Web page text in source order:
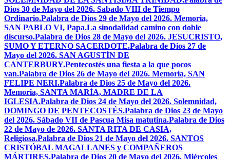
Dios 30 de Mayo del 2026. Sabado VIII de Tiempo
Ordinario.Palabra de Dios 29 de Mayo del 2026. Memoria,
SAN PABLO VI, Papa.La sinodalidad camino con doble
discurso.Palabra de Dios 28 de Mayo del 2026. JESUCRISTO,
SUMO Y ETERNO SACERDOTE.Palabra de Dios 27 de
Mayo del 2026. SAN AGUSTÍN DE
CANTERBURY.Pentecostés una fiesta a la que pocos
van.Palabra de Dios 26 de Mayo del 2026. Memoria, SAN
FELIPE NERI.Palabra de Dios 25 de Mayo del 2026.
Memoria, SANTA MARÍA, MADRE DE LA
IGLESIA.Palabra de Dios 24 de Mayo del 2026. Solemnidad,
DOMINGO DE PENTECOSTÉS.Palabra de Dios 23 de Mayo
del 2026. Sábado VII de Pascua Misa matutina.Palabra de Dios
22 de Mayo de 2026. SANTA RITA DE CASIA,
Religiosa.Palabra de Dios 21 de Mayo del 2026. SANTOS
CRISTÓBAL MAGALLANES y COMPAÑEROS
MÁRTIRES.Palabra de Dios 20 de Mayo del 2026. Miércoles